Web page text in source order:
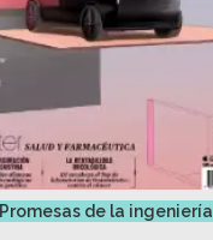
Promesas de la ingeniería